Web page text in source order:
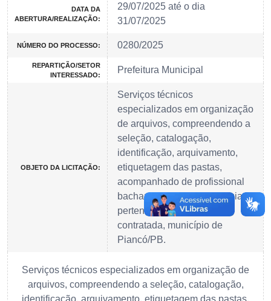
DATA DA
ABERTURA/REALIZAÇÃO:
29/07/2025 até o dia
31/07/2025
NÚMERO DO PROCESSO: 0280/2025
REPARTIÇÃO/SETOR
INTERESSADO:
Prefeitura Municipal
OBJETO DA LICITAÇÃO:
Serviços técnicos
especializados em organização
de arquivos, compreendendo a
seleção, catalogação,
identificação, arquivamento,
etiquetagem das pastas,
acompanhado de profissional
bacharelado em arquivologia,
pertencente a empresa
contratada, município de
Piancó/PB.
Serviços técnicos especializados em organização de
arquivos, compreendendo a seleção, catalogação,